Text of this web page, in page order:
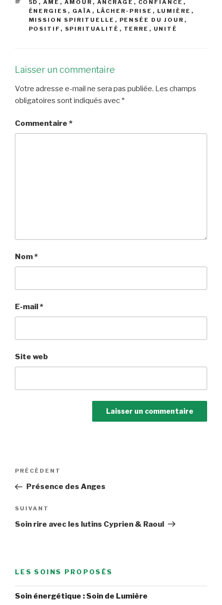
ÉTIQUETTES
5D , ÂME , AMOUR , ANCRAGE , CONFIANCE ,
ÉNERGIES , GAÏA , LÂCHER-PRISE , LUMIÈRE ,
MISSION SPIRITUELLE , PENSÉE DU JOUR ,
POSITIF , SPIRITUALITÉ , TERRE , UNITÉ
Laisser un commentaire
Votre adresse e-mail ne sera pas publiée. Les champs
obligatoires sont indiqués avec *
Commentaire *
Nom*
E-mail*
Site web
Navigation
l’article
Article
précédent
PRÉCÉDENT
Présence des Anges
Article
suivant
SUIVANT
Soin rire avec les lutins Cyprien & Raoul
LES SOINS PROPOSÉS
Soin énergétique : Soin de Lumière